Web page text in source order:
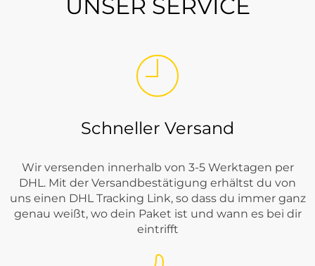
UNSER SERVICE
Schneller Versand
Wir versenden innerhalb von 3-5 Werktagen per
DHL. Mit der Versandbestätigung erhältst du von
uns einen DHL Tracking Link, so dass du immer ganz
genau weißt, wo dein Paket ist und wann es bei dir
eintrifft